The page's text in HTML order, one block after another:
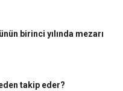
birinci yılında mezarı
takip eder?